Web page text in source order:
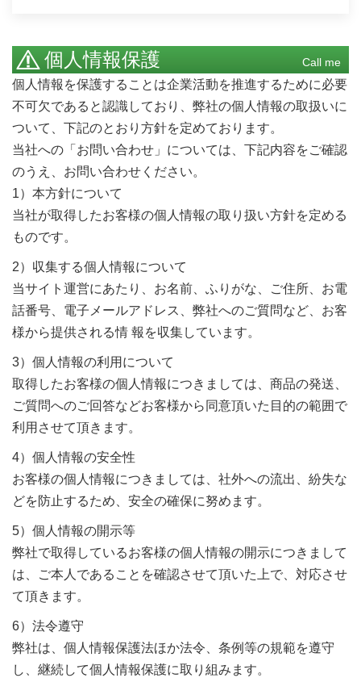
個人情報保護 Call me
個人情報を保護することは企業活動を推進するために必要
不可欠であると認識しており、弊社の個人情報の取扱いに
ついて、下記のとおり方針を定めております。
当社への「お問い合わせ」については、下記内容をご確認
のうえ、お問い合わせください。
1）本方針について
当社が取得したお客様の個人情報の取り扱い方針を定める
ものです。
2）収集する個人情報について
当サイト運営にあたり、お名前、ふりがな、ご住所、お電
話番号、電子メールアドレス、弊社へのご質問など、お客
様から提供される情 報を収集しています。
3）個人情報の利用について
取得したお客様の個人情報につきましては、商品の発送、
ご質問へのご回答などお客様から同意頂いた目的の範囲で
利用させて頂きます。
4）個人情報の安全性
お客様の個人情報につきましては、社外への流出、紛失な
どを防止するため、安全の確保に努めます。
5）個人情報の開示等
弊社で取得しているお客様の個人情報の開示につきまして
は、ご本人であることを確認させて頂いた上で、対応させ
て頂きます。
6）法令遵守
弊社は、個人情報保護法ほか法令、条例等の規範を遵守
し、継続して個人情報保護に取り組みます。